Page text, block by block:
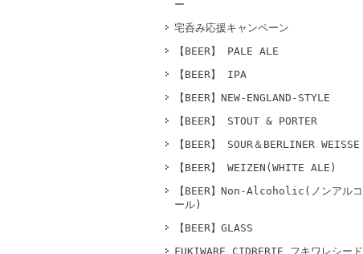
ー
宅呑み応援キャンペーン
【BEER】 PALE ALE
【BEER】 IPA
【BEER】NEW-ENGLAND-STYLE
【BEER】 STOUT & PORTER
【BEER】 SOUR＆BERLINER WEISSE
【BEER】 WEIZEN(WHITE ALE)
【BEER】Non-Alcoholic(ノンアルコ
ール)
【BEER】GLASS
FUKIWARE CIDRERIE フキワレシード